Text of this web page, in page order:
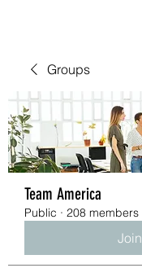
Groups
Team America
Public · 208 members
Join